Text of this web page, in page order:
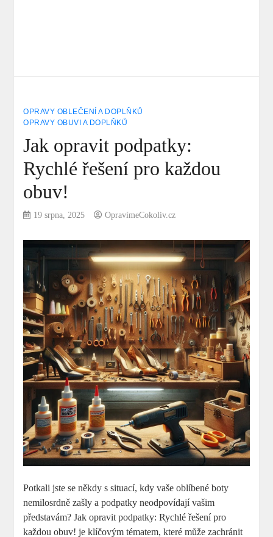
OPRAVY OBLEČENÍ A DOPLŇKŮ
OPRAVY OBUVI A DOPLŇKŮ
Jak opravit podpatky:
Rychlé řešení pro každou
obuv!
19 srpna, 2025 OpravímeCokoliv.cz
Potkali jste se někdy s situací, kdy vaše oblíbené boty
nemilosrdně zašly a podpatky neodpovídají vašim
představám? Jak opravit podpatky: Rychlé řešení pro
každou obuv! je klíčovým tématem, které může zachránit